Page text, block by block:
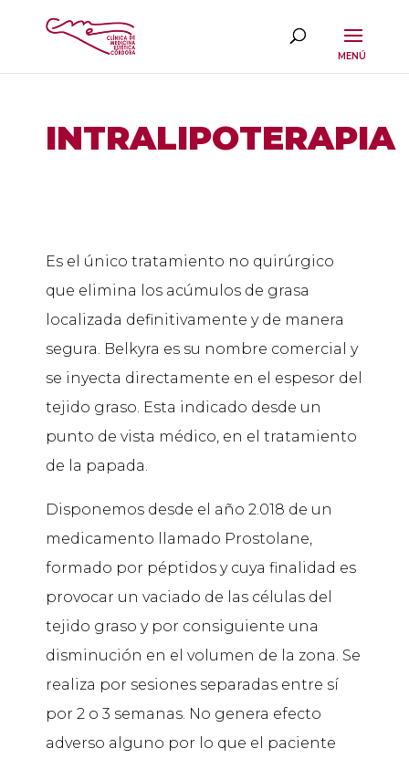
INTRALIPOTERAPIA
Es el único tratamiento no quirúrgico
que elimina los acúmulos de grasa
localizada definitivamente y de manera
segura. Belkyra es su nombre comercial y
se inyecta directamente en el espesor del
tejido graso. Esta indicado desde un
punto de vista médico, en el tratamiento
de la papada.
Disponemos desde el año 2.018 de un
medicamento llamado Prostolane,
formado por péptidos y cuya finalidad es
provocar un vaciado de las células del
tejido graso y por consiguiente una
disminución en el volumen de la zona. Se
realiza por sesiones separadas entre sí
por 2 o 3 semanas. No genera efecto
adverso alguno por lo que el paciente